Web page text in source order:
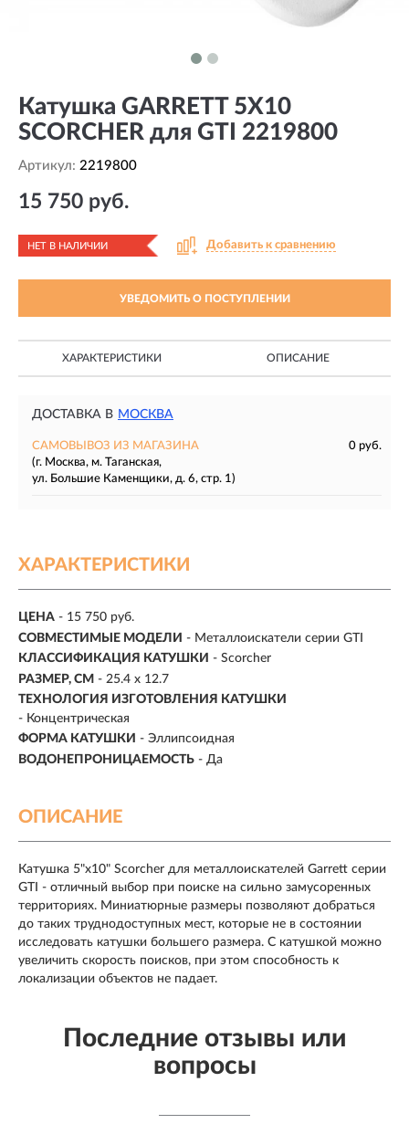
Катушка GARRETT 5X10
SCORCHER для GTI 2219800
Артикул: 2219800
15 750 руб.
НЕТ В НАЛИЧИИ Добавить к сравнению
УВЕДОМИТЬ О ПОСТУПЛЕНИИ
ХАРАКТЕРИСТИКИ ОПИСАНИЕ
ДОСТАВКА В МОСКВА
САМОВЫВОЗ ИЗ МАГАЗИНА
0 руб.
(г. Москва, м. Таганская,
ул. Большие Каменщики, д. 6, стр. 1)
ХАРАКТЕРИСТИКИ
ЦЕНА - 15 750 руб.
СОВМЕСТИМЫЕ МОДЕЛИ - Металлоискатели серии GTI
КЛАССИФИКАЦИЯ КАТУШКИ - Scorcher
РАЗМЕР, СМ - 25.4 х 12.7
ТЕХНОЛОГИЯ ИЗГОТОВЛЕНИЯ КАТУШКИ
- Концентрическая
ФОРМА КАТУШКИ - Эллипсоидная
ВОДОНЕПРОНИЦАЕМОСТЬ - Да
ОПИСАНИЕ
Катушка 5"x10" Scorcher для металлоискателей Garrett серии
GTI - отличный выбор при поиске на сильно замусоренных
территориях. Миниатюрные размеры позволяют добраться
до таких труднодоступных мест, которые не в состоянии
исследовать катушки большего размера. С катушкой можно
увеличить скорость поисков, при этом способность к
локализации объектов не падает.
Последние отзывы или
вопросы